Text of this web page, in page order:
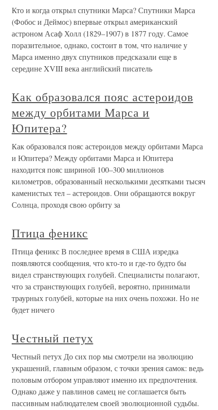
Кто и когда открыл спутники Марса? Спутники Марса
(Фобос и Деймос) впервые открыл американский
астроном Асаф Холл (1829–1907) в 1877 году. Самое
поразительное, однако, состоит в том, что наличие у
Марса именно двух спутников предсказали еще в
середине XVIII века английский писатель
Как образовался пояс астероидов
между орбитами Марса и
Юпитера?
Как образовался пояс астероидов между орбитами Марса
и Юпитера? Между орбитами Марса и Юпитера
находится пояс шириной 100–300 миллионов
километров, образованный несколькими десятками тысяч
каменистых тел – астероидов. Они обращаются вокруг
Солнца, проходя свою орбиту за
Птица феникс
Птица феникс В последнее время в США изредка
появляются сообщения, что кто-то и где-то будто бы
видел странствующих голубей. Специалисты полагают,
что за странствующих голубей, вероятно, принимали
траурных голубей, которые на них очень похожи. Но не
будет ничего
Честный петух
Честный петух До сих пор мы смотрели на эволюцию
украшений, главным образом, с точки зрения самок: ведь
половым отбором управляют именно их предпочтения.
Однако даже у павлинов самец не соглашается быть
пассивным наблюдателем своей эволюционной судьбы.